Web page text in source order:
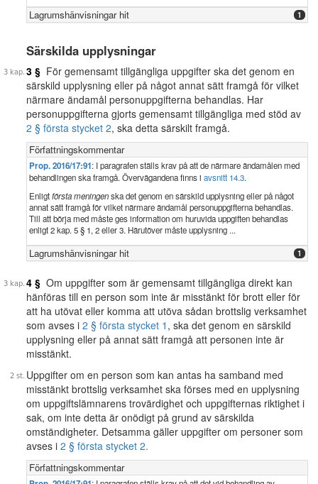
Lagrumshänvisningar hit 1
Särskilda upplysningar
3 § För gemensamt tillgängliga uppgifter ska det genom en
särskild upplysning eller på något annat sätt framgå för vilket
närmare ändamål personuppgifterna behandlas. Har
personuppgifterna gjorts gemensamt tillgängliga med stöd av
2 § första stycket 2, ska detta särskilt framgå.
Författningskommentar
Prop. 2016/17:91: I paragrafen ställs krav på att de närmare ändamålen med
behandlingen ska framgå. Övervägandena finns i avsnitt 14.3.
Enligtförsta meningenska det genom en särskild upplysning eller på något
annat sätt framgå för vilket närmare ändamål personuppgifterna behandlas.
Till att börja med måste ges information om huruvida uppgiften behandlas
enligt 2 kap. 5 § 1, 2 eller 3. Härutöver måste upplysning ...
Lagrumshänvisningar hit 1
4 § Om uppgifter som är gemensamt tillgängliga direkt kan
hänföras till en person som inte är misstänkt för brott eller för
att ha utövat eller komma att utöva sådan brottslig verksamhet
som avses i 2 § första stycket 1 , ska det genom en särskild
upplysning eller på annat sätt framgå att personen inte är
misstänkt.
Uppgifter om en person som kan antas ha samband med
misstänkt brottslig verksamhet ska förses med en upplysning
om uppgiftslämnarens trovärdighet och uppgifternas riktighet i
sak, om inte detta är onödigt på grund av särskilda
omständigheter. Detsamma gäller uppgifter om personer som
avses i 2 § första stycket 2.
Författningskommentar